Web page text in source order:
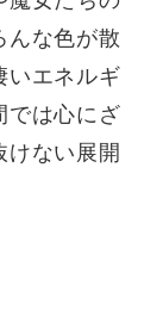
んな色が散
いエネルギ
では心にざ
けない展開